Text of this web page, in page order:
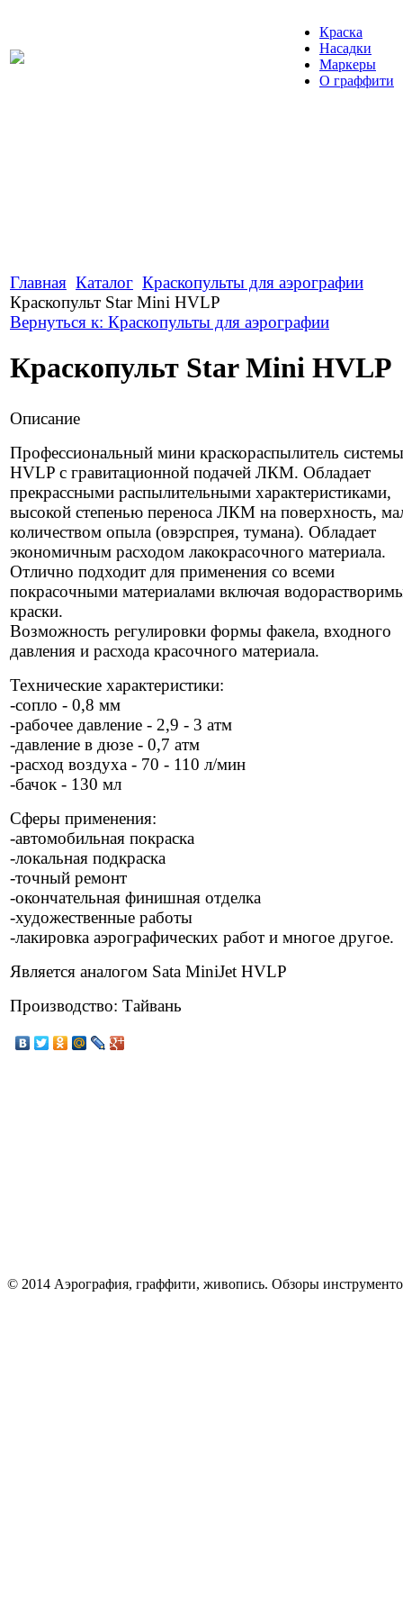
Краска
Насадки
Маркеры
О граффити
Главная Каталог Краскопульты для аэрографии
Краскопульт Star Mini HVLP
Вернуться к: Краскопульты для аэрографии
Краскопульт Star Mini HVLP
Описание
Профессиональный мини краскораспылитель системы
HVLP с гравитационной подачей ЛКМ. Обладает
прекрассными распылительными характеристиками,
высокой степенью переноса ЛКМ на поверхность,
количеством опыла (овэрспрея, тумана). Обладает
экономичным расходом лакокрасочного материала.
Отлично подходит для применения со всеми
покрасочными материалами включая
краски.
Возможность регулировки формы факела, входного
давления и расхода красочного материала.
Технические характеристики:
-сопло - 0,8 мм
-рабочее давление - 2,9 - 3 атм
-давление в дюзе - 0,7 атм
-расход воздуха - 70 - 110 л/мин
-бачок - 130 мл
Сферы применения:
-автомобильная покраска
-локальная подкраска
-точный ремонт
-окончательная финишная отделка
-художественные работы
-лакировка аэрографических работ и многое другое.
Является аналогом Sata MiniJet HVLP
Производство: Тайвань
© 2014 Аэрография, граффити, живопись. Обзоры